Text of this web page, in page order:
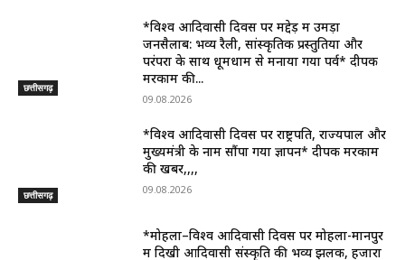
छत्तीसगढ़
*विश्व आदिवासी दिवस पर मद्देड़ में उमड़ा
जनसैलाब: भव्य रैली, सांस्कृतिक प्रस्तुतियों और
परंपरा के साथ धूमधाम से मनाया गया पर्व* दीपक
मरकाम की...
09.08.2026
छत्तीसगढ़
*विश्व आदिवासी दिवस पर राष्ट्रपति, राज्यपाल और
मुख्यमंत्री के नाम सौंपा गया ज्ञापन* दीपक मरकाम
की खबर,,,,
09.08.2026
*मोहला–विश्व आदिवासी दिवस पर मोहला-मानपुर
में दिखी आदिवासी संस्कृति की भव्य झलक, हजारों